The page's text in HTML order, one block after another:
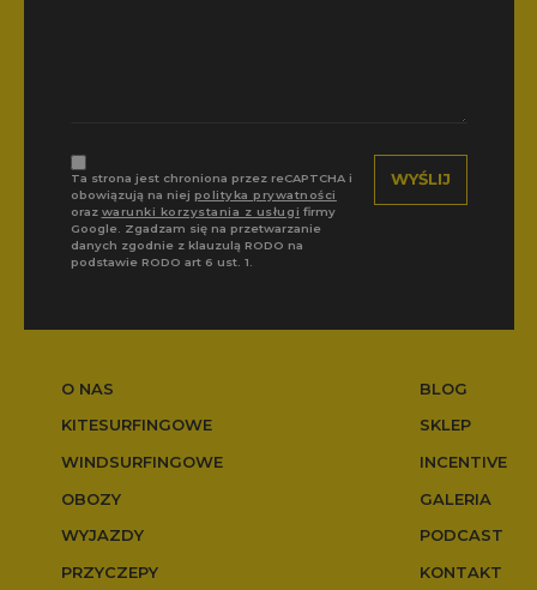
O NAS
KITESURFINGOWE
WINDSURFINGOWE
OBOZY
WYJAZDY
PRZYCZEPY
BLOG
SKLEP
INCENTIVE
GALERIA
PODCAST
KONTAKT
Ta strona jest chroniona przez reCAPTCHA i
obowiązują na niej polityka prywatności
oraz warunki korzystania z usługi firmy
Google. Zgadzam się na przetwarzanie
danych zgodnie z klauzulą RODO na
podstawie RODO art 6 ust. 1.